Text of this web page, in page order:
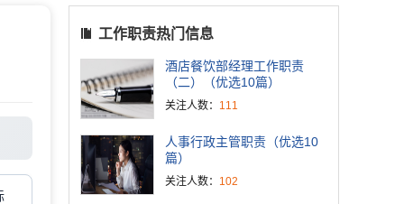
工作职责热门信息
酒店餐饮部经理工作职责
（二）（优选10篇）
关注人数： 111
人事行政主管职责（优选10
篇）
关注人数： 102